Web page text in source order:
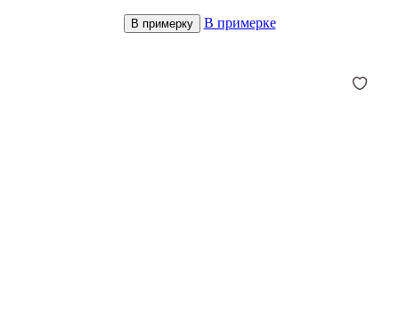
В примерку В примерке